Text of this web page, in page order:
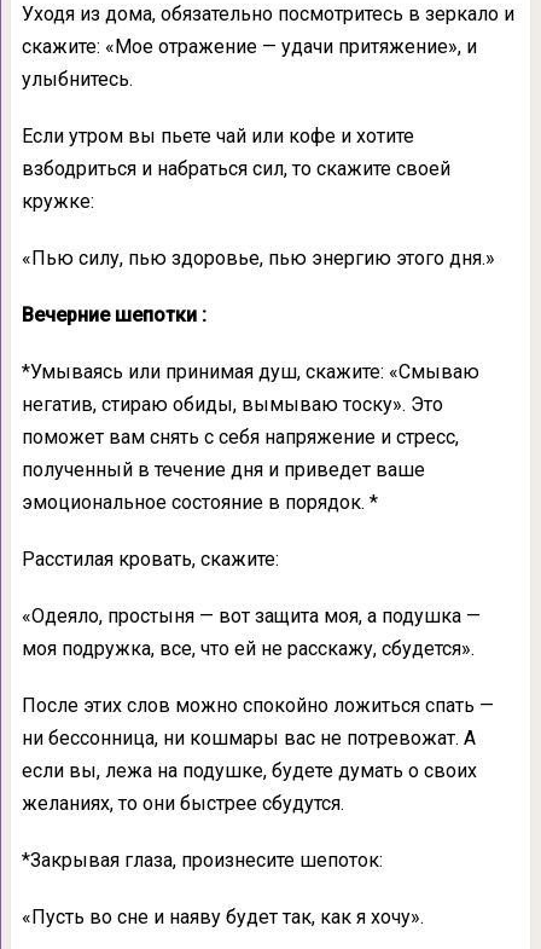
Уходя из дома, обязательно посмотритесь в зеркало и
скажите: «Мое отражение — удачи притяжение», и
улыбнитесь.
Если утром вы пьете чай или кофе и хотите
взбодриться и набраться сил, то скажите своей
кружке:
«Пью силу, пью здоровье, пью энергию этого дня.»
Вечерние шепотки :
*Умываясь или принимая душ, скажите: «Смываю
негатив, стираю обиды, вымываю тоску». Это
поможет вам снять с себя напряжение и стресс,
полученный в течение дня и приведет ваше
эмоциональное состояние в порядок. *
Расстилая кровать, скажите:
«Одеяло, простыня — вот защита моя, а подушка —
моя подружка, все, что ей не расскажу, сбудется».
После этих слов можно спокойно ложиться спать —
ни бессонница, ни кошмары вас не потревожат. А
если вы, лежа на подушке, будете думать о своих
желаниях, то они быстрее сбудутся.
*Закрывая глаза, произнесите шепоток:
«Пусть во сне и наяву будет так, как я хочу».